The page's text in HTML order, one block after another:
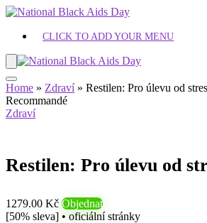
CLICK TO ADD YOUR MENU
Home » Zdraví» Restilen: Pro úlevu od
Recommandé
Zdraví
Restilen: Pro úlevu od
1279.00 Kč Objednat
[50% sleva] • oficiální stránky